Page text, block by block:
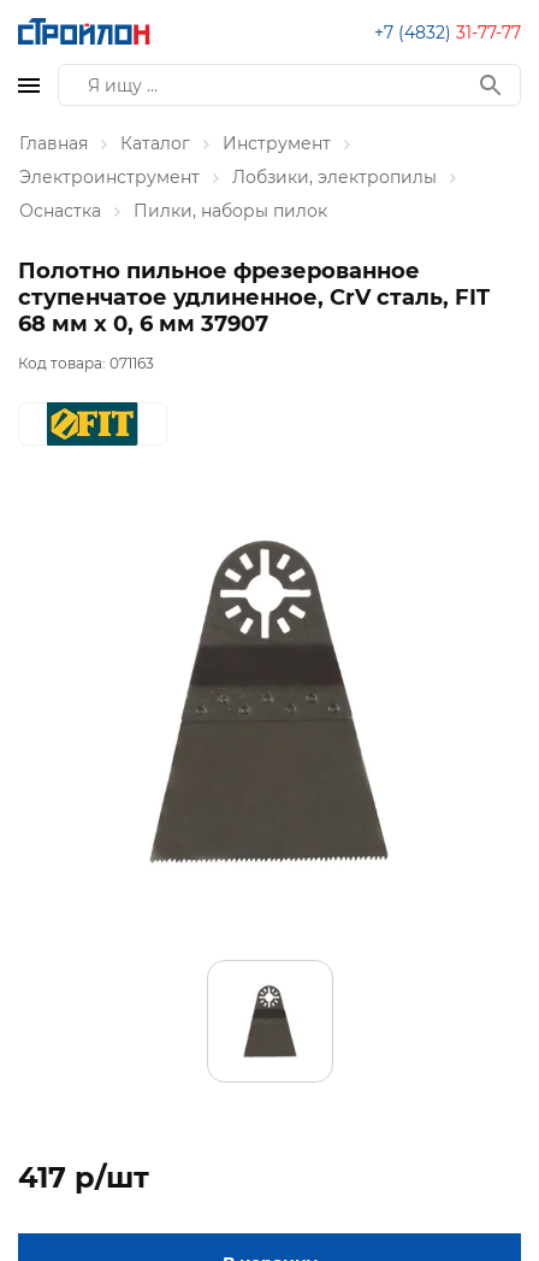
+7 (4832) 31-77-77
Главная Каталог
Инструмент
Электроинструмент
Лобзики, электропилы
Оснастка
Пилки, наборы пилок
Полотно пильное фрезерованное
ступенчатое удлиненное, CrV сталь, FIT
68 мм х 0, 6 мм 37907
Код товара: 071163
417 p/шт